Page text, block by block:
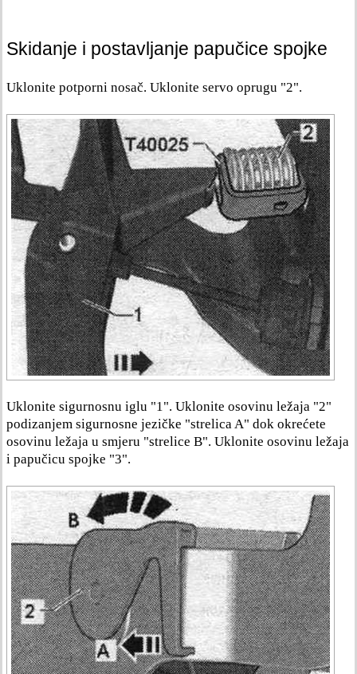
Skidanje i postavljanje papučice spojke
Uklonite potporni nosač. Uklonite servo oprugu "2".
Uklonite sigurnosnu iglu "1". Uklonite osovinu ležaja "2"
podizanjem sigurnosne jezičke "strelica A" dok okrećete
osovinu ležaja u smjeru "strelice B". Uklonite osovinu ležaja
i papučicu spojke "3".